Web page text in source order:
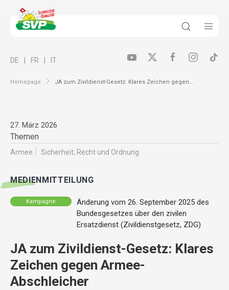
Homepage JA zum Zivildienst-Gesetz: Klares Zeichen gegen...
DE FR IT
27. März 2026
Themen
Armee Sicherheit, Recht und Ordnung
MEDIENMITTEILUNG
Kampagne
Änderung vom 26. September 2025 des
Bundesgesetzes über den zivilen
Ersatzdienst (Zivildienstgesetz, ZDG)
JA zum Zivildienst-Gesetz: Klares
Zeichen gegen Armee-
Abschleicher